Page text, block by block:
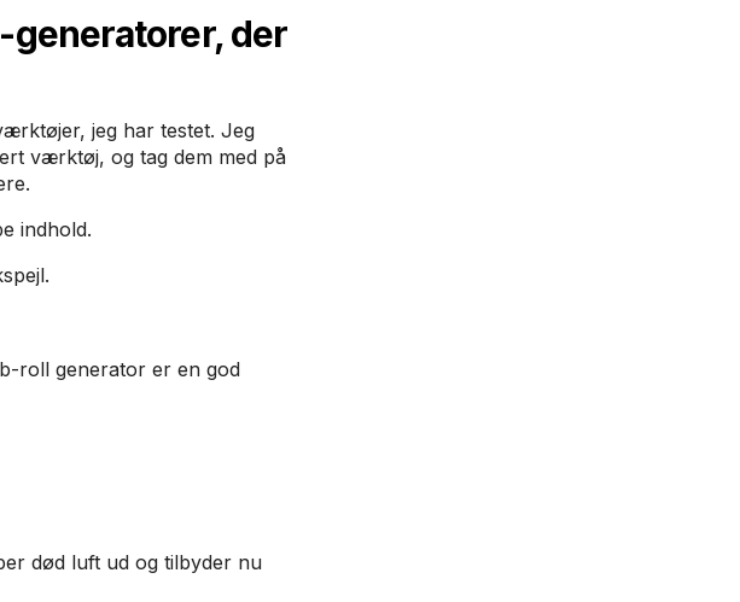
generatorer, der
jeg har testet. Jeg
værktøj, og tag dem med på
indhold.
roll generator er en god
død luft ud og tilbyder nu